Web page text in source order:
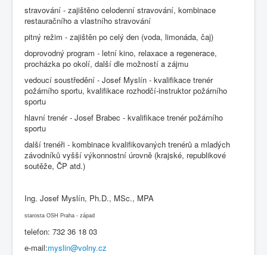
stravování - zajištěno celodenní stravování, kombinace
restauračního a vlastního stravování
pitný režim - zajištěn po celý den (voda, limonáda, čaj)
doprovodný program - letní kino, relaxace a regenerace,
procházka po okolí, další dle možností a zájmu
vedoucí soustředění - Josef Myslín - kvalifikace trenér
požárního sportu, kvalifikace rozhodčí-instruktor požárního
sportu
hlavní trenér - Josef Brabec - kvalifikace trenér požárního
sportu
další trenéři - kombinace kvalifikovaných trenérů a mladých
závodníků vyšší výkonnostní úrovně (krajské, republikové
soutěže, ČP atd.)
Ing. Josef Myslín, Ph.D., MSc., MPA
starosta OSH Praha - západ
telefon: 732 36 18 03
e-mail:myslin@volny.cz